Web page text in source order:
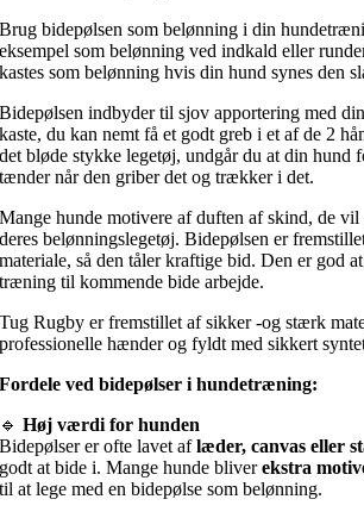
Brug bidepølsen som belønning i din
eksempel som belønning ved indkald eller
kastes som belønning hvis din hund synes den
Bidepølsen indbyder til sjov apportering med
kaste, du kan nemt få et godt greb i et af de 2
det bløde stykke legetøj, undgår du at din hund
tænder når den griber det og trækker i det.
Mange hunde motivere af duften af skind, de
deres belønningslegetøj. Bidepølsen er
materiale, så den tåler kraftige bid. Den er god
træning til kommende bide arbejde.
Tug Rugby er fremstillet af sikker -og stærk
professionelle hænder og fyldt med sikkert
Fordele ved bidepølser i hundetræning:
🔹Høj værdi for hunden
Bidepølser er ofte lavet aflæder, canvas eller
godt at bide i. Mange hunde bliverekstra
til at lege med en bidepølse som belønning.